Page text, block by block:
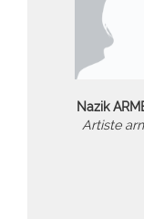
Nazik
Artiste